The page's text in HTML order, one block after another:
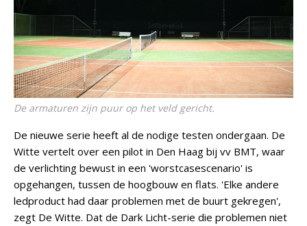
De armaturen zijn puur op het veld gericht.
De nieuwe serie heeft al de nodige testen ondergaan. De
Witte vertelt over een pilot in Den Haag bij vv BMT, waar
de verlichting bewust in een 'worstcasescenario' is
opgehangen, tussen de hoogbouw en flats. 'Elke andere
ledproduct had daar problemen met de buurt gekregen',
zegt De Witte. Dat de Dark Licht-serie die problemen niet